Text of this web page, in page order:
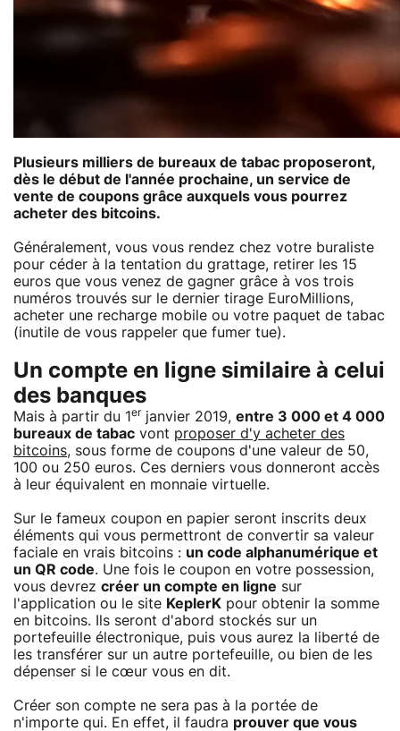
Plusieurs milliers de bureaux de tabac proposeront,
dès le début de l'année prochaine, un service de
vente de coupons grâce auxquels vous pourrez
acheter des bitcoins.
Généralement, vous vous rendez chez votre buraliste
pour céder à la tentation du grattage, retirer les 15
euros que vous venez de gagner grâce à vos trois
numéros trouvés sur le dernier tirage EuroMillions,
acheter une recharge mobile ou votre paquet de tabac
(inutile de vous rappeler que fumer tue).
Un compte en ligne similaire à celui
des banques
Mais à partir du 1 er janvier 2019, entre 3 000 et 4 000
bureaux de tabac vont proposer d'y acheter des
bitcoins, sous forme de coupons d'une valeur de 50,
100 ou 250 euros. Ces derniers vous donneront accès
à leur équivalent en monnaie virtuelle.
Sur le fameux coupon en papier seront inscrits deux
éléments qui vous permettront de convertir sa valeur
faciale en vrais bitcoins : un code alphanumérique et
un QR code. Une fois le coupon en votre possession,
vous devrez créer un compte en ligne sur
l'application ou le site KeplerK pour obtenir la somme
en bitcoins. Ils seront d'abord stockés sur un
portefeuille électronique, puis vous aurez la liberté de
les transférer sur un autre portefeuille, ou bien de les
dépenser si le cœur vous en dit.
Créer son compte ne sera pas à la portée de
n'importe qui. En effet, il faudra prouver que vous